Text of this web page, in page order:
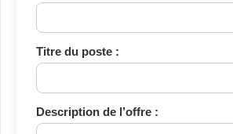
Titre du poste :
Description de l’offre :